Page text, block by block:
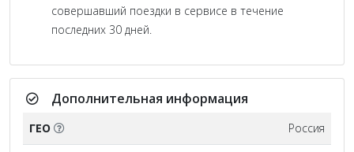
совершавший поездки в сервисе в течение
последних 30 дней.
Дополнительная информация
ГЕО Россия